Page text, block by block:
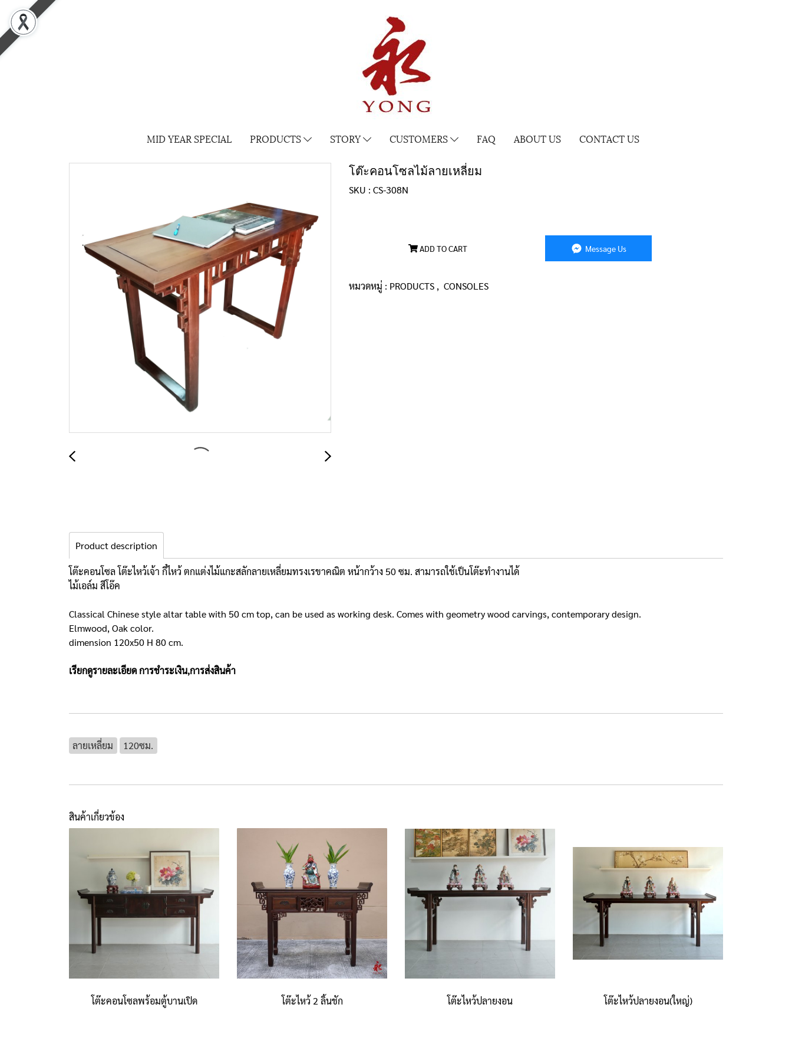
MID YEAR SPECIAL PRODUCTS STORY CUSTOMERS FAQ ABOUT US CONTACT US
โต๊ะคอนโซลไม้ลายเหลี่ยม
SKU : CS-308N
ADD TO CART Message Us
หมวดหมู่ : PRODUCTS , CONSOLES
Product description
โต๊ะคอนโซล โต๊ะไหว้เจ้า กี๋ไหว้ ตกแต่งไม้แกะสลักลายเหลี่ยมทรงเรขาคณิต หน้ากว้าง 50 ซม. สามารถใช้เป็นโต๊ะทำงานได้
ไม้เอล์ม สีโอ๊ค
Classical Chinese style altar table with 50 cm top, can be used as working desk. Comes with geometry wood carvings, contemporary design.
Elmwood, Oak color.
dimension 120x50 H 80 cm.
เรียกดูรายละเอียดการชำระเงิน,การส่งสินค้า
ลายเหลี่ยม 120ซม.
สินค้าเกี่ยวข้อง
โต๊ะคอนโซลพร้อมตู้บานเปิด โต๊ะไหว้ 2 ลิ้นชัก โต๊ะไหว้ปลายงอน โต๊ะไหว้ปลายงอน(ใหญ่)